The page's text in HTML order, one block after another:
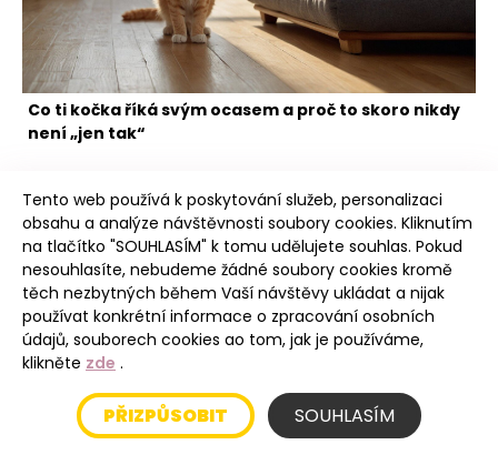
Co ti kočka říká svým ocasem a proč to skoro nikdy
není „jen tak“
Intro
Úvod
Tento web používá k poskytování služeb, personalizaci
obsahu a analýze návštěvnosti soubory cookies. Kliknutím
na tlačítko "SOUHLASÍM" k tomu udělujete souhlas. Pokud
nesouhlasíte, nebudeme žádné soubory cookies kromě
těch nezbytných během Vaší návštěvy ukládat a nijak
používat konkrétní informace o zpracování osobních
údajů, souborech cookies ao tom, jak je používáme,
klikněte zde .
PŘIZPŮSOBIT SOUHLASÍM